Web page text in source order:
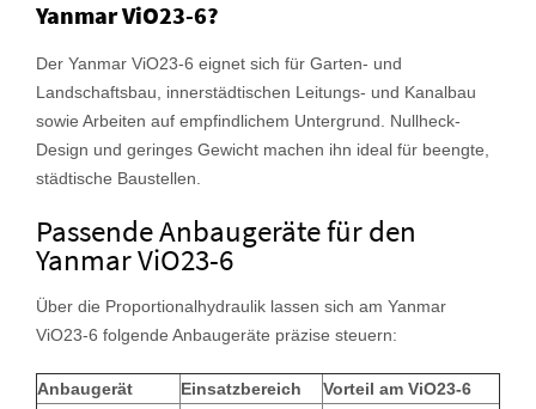
Yanmar ViO23-6?
Der Yanmar ViO23-6 eignet sich für Garten- und
Landschaftsbau, innerstädtischen Leitungs- und Kanalbau
sowie Arbeiten auf empfindlichem Untergrund. Nullheck-
Design und geringes Gewicht machen ihn ideal für beengte,
städtische Baustellen.
Passende Anbaugeräte für den
Yanmar ViO23-6
Über die Proportionalhydraulik lassen sich am Yanmar
ViO23-6 folgende Anbaugeräte präzise steuern:
Anbaugerät Einsatzbereich
Vorteil am ViO23-6